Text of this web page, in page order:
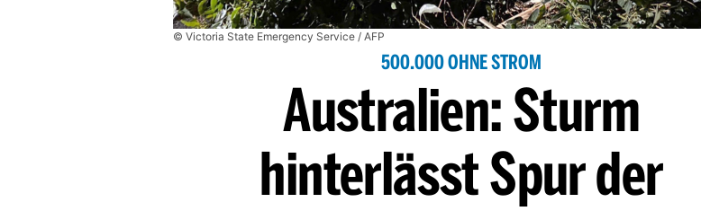
© Victoria State Emergency Service / AFP
500.000 OHNE STROM
Australien: Sturm
hinterlässt Spur der